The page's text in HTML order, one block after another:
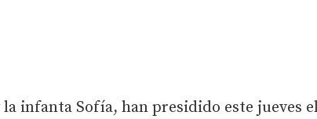
infanta Sofía, han presidido este jueves